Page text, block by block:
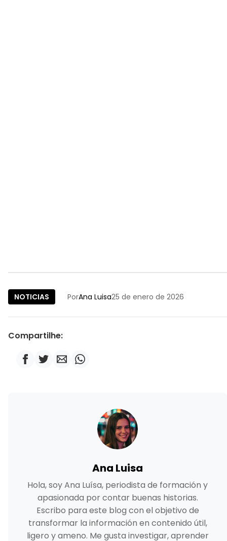
NOTICIAS PorAna Luisa25 de enero de 2026
Compartilhe:
Ana Luisa
Hola, soy Ana Luísa, periodista de formación y
apasionada por contar buenas historias.
Escribo para este blog con el objetivo de
transformar la información en contenido útil,
ligero y ameno. Me gusta investigar, aprender